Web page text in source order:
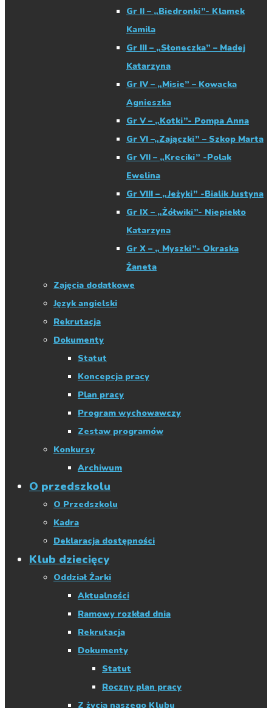
Gr II – „Biedronki”- Klamek
Kamila
Gr III – „Słoneczka” – Madej
Katarzyna
Gr IV – „Misie” – Kowacka
Agnieszka
Gr V – „Kotki”- Pompa Anna
Gr VI –„Zajączki” – Szkop Marta
Gr VII – „Kreciki” -Polak
Ewelina
Gr VIII – „Jeżyki” -Bialik Justyna
Gr IX – „Żółwiki”- Niepiekło
Katarzyna
Gr X – „ Myszki”- Okraska
Żaneta
Zajęcia dodatkowe
Język angielski
Rekrutacja
Dokumenty
Statut
Koncepcja pracy
Plan pracy
Program wychowawczy
Zestaw programów
Konkursy
Archiwum
O przedszkolu
O Przedszkolu
Kadra
Deklaracja dostępności
Klub dziecięcy
Oddział Żarki
Aktualności
Ramowy rozkład dnia
Rekrutacja
Dokumenty
Statut
Roczny plan pracy
Z życia naszego Klubu